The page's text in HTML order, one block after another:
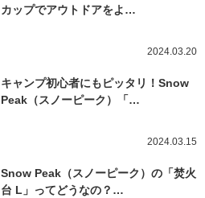
カップでアウトドアをよ…
2024.03.20
キャンプ初心者にもピッタリ！Snow
Peak（スノーピーク）「…
2024.03.15
Snow Peak（スノーピーク）の「焚火
台 L」ってどうなの？…